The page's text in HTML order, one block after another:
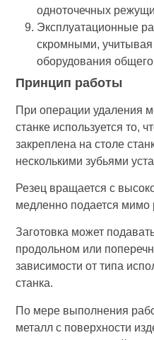
одноточечных
Эксплуатационные
скромными,
оборудования
Принцип работы
При операции удаления
станке используется то,
закреплена на столе
несколькими зубьями
Резец вращается с
медленно подается мимо
Заготовка может
продольном или
зависимости от типа
станка.
По мере выполнения
металл с поверхности